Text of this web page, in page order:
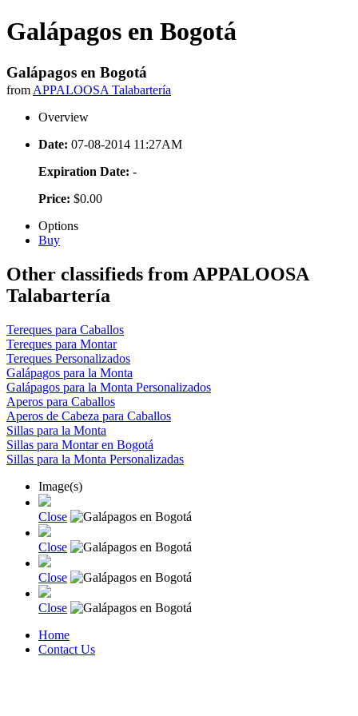
Galápagos en Bogotá
Galápagos en Bogotá
from APPALOOSA Talabartería
Overview
Date: 07-08-2014 11:27AM
Expiration Date: -
Price: $0.00
Options
Buy
Other classifieds from APPALOOSA
Talabartería
Tereques para Caballos
Tereques para Montar
Tereques Personalizados
Galápagos para la Monta
Galápagos para la Monta Personalizados
Aperos para Caballos
Aperos de Cabeza para Caballos
Sillas para la Monta
Sillas para Montar en Bogotá
Sillas para la Monta Personalizadas
Image(s)
Close
Close
Close
Close
Home
Contact Us